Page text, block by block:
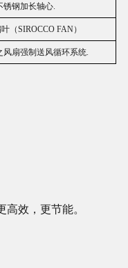
锈钢加长轴心.
（SIROCCO FAN）
风扇强制送风循环系统.
效，更节能。